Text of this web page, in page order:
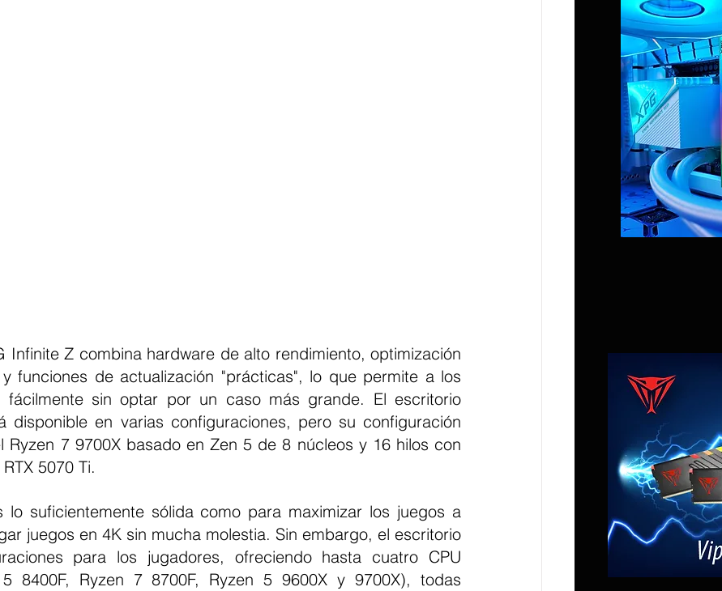
Infinite Z combina hardware de alto rendimiento, optimización
funciones de actualización "prácticas", lo que permite a los
fácilmente sin optar por un caso más grande. El escritorio
disponible en varias configuraciones, pero su configuración
Ryzen 7 9700X basado en Zen 5 de 8 núcleos y 16 hilos con
5070 Ti.
lo suficientemente sólida como para maximizar los juegos a
juegos en 4K sin mucha molestia. Sin embargo, el escritorio
para los jugadores, ofreciendo hasta cuatro CPU
8400F, Ryzen 7 8700F, Ryzen 5 9600X y 9700X), todas